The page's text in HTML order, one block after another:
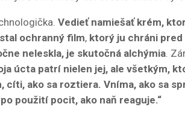
Vedieť namiešať krém,
ochranný film, ktorý ju chráni
neleskla, je skutočná alchýmia .
úcta patrí nielen jej, ale všetkým,
ako sa roztiera. Vníma, ako sa
použití pocit, ako naň reaguje.“